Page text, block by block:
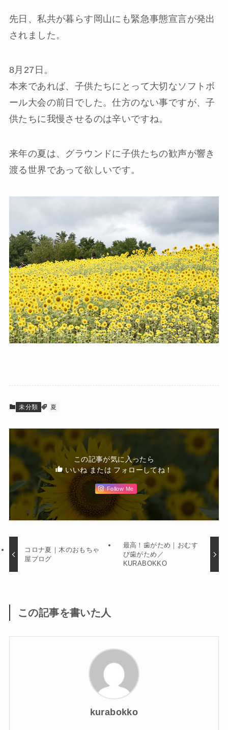
先日、私共が暮らす岡山にも緊急事態宣言が発出
されました。
8月27日。
本来であれば、子供たちにとって大切なソフトボ
ール大会の前日でした。仕方のない事ですが、子
供たちに我慢させるのは辛いですね。
来年の夏は、グラウンドに子供たちの歓声が響き
渡る世界であって欲しいです。
未分類 夏
この記事が気に入ったら
いいね または フォローしてね！
Follow Me
コロナ夏｜木のおもちゃ
屋ブログ
最高！歯がため｜おむす
び歯がため／
KURABOKKO
この記事を書いた人
kurabokko